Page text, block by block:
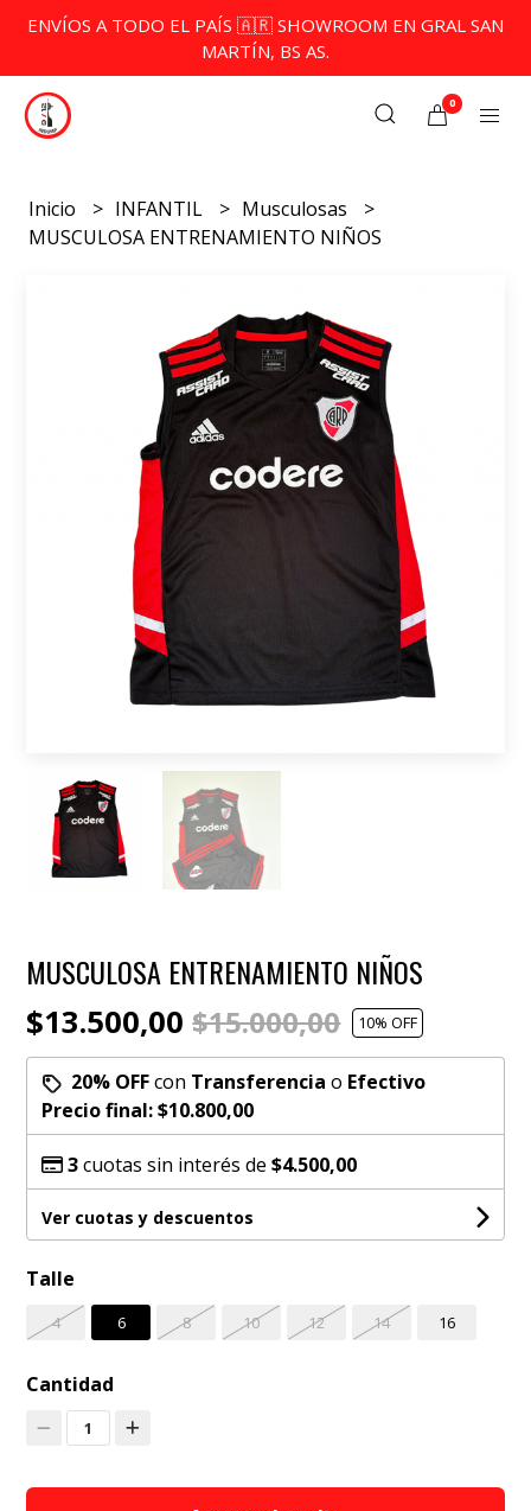
ENVÍOS A TODO EL PAÍS 🇦🇷 SHOWROOM EN GRAL SAN
MARTÍN, BS AS.
0
Inicio INFANTIL
Musculosas
MUSCULOSA ENTRENAMIENTO NIÑOS
MUSCULOSA ENTRENAMIENTO NIÑOS
$13.500,00$15.000,00 10% OFF
20% OFFcon Transferencia o Efectivo
Precio final:$10.800,00
3cuotas sin interés de$4.500,00
Ver cuotas y descuentos
Talle
4 6 8 10 12 14 16
Cantidad
1